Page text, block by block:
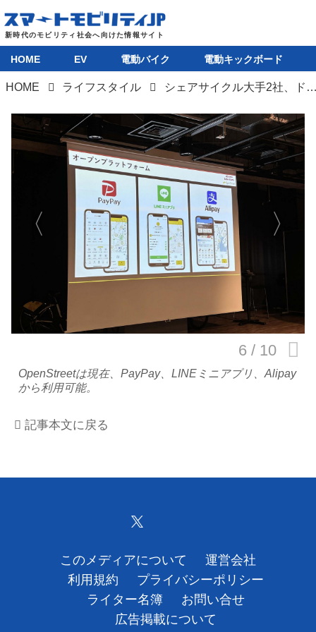
HOME
EV
電動バイク
電動キックボード
ライフスタイル
テクノロジー
このメディアについて
利用規約
お問い合せ
広告掲載について
HOME EV 電動バイク 電動キックボード
HOME ライフスタイル シェアサイクル大手2社、ドコモ・バイクシェアとOpenStreetがポ
OpenStreetは現在、PayPay、LINEミニアプリ、Alipay
から利用可能。
記事本文に戻る
このメディアについて
運営会社
利用規約
プライバシーポリシー
ライター名簿
お問い合せ
広告掲載について